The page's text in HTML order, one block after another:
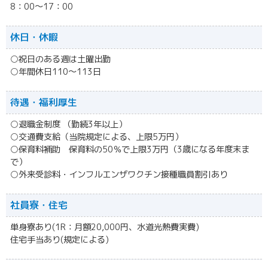
8：00～17：00
休日・休暇
○祝日のある週は土曜出勤
○年間休日110～113日
待遇・福利厚生
○退職金制度 （勤続3年以上）
○交通費支給（当院規定による、上限5万円）
○保育料補助 保育料の50％で上限3万円（3歳になる年度末ま
で）
○外来受診料・インフルエンザワクチン接種職員割引あり
社員寮・住宅
単身寮あり(1R：月額20,000円、水道光熱費実費)
住宅手当あり(規定による)